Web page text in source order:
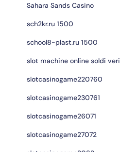
Sahara Sands Casino
sch2kr.ru 1500
school8-plast.ru 1500
slot machine online soldi veri
slotcasinogame220760
slotcasinogame230761
slotcasinogame26071
slotcasinogame27072